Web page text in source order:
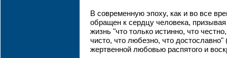
В современную эпоху, как и во все
обращен к сердцу человека, призывая
жизнь "что только истинно, что
чисто, что любезно, что
жертвенной любовью распятого и